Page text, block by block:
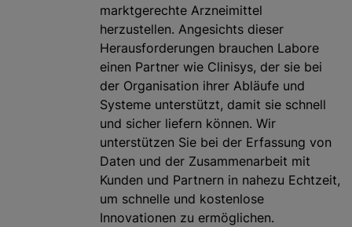
marktgerechte Arzneimittel
herzustellen. Angesichts dieser
Herausforderungen brauchen Labore
einen Partner wie Clinisys, der sie bei
der Organisation ihrer Abläufe und
Systeme unterstützt, damit sie schnell
und sicher liefern können. Wir
unterstützen Sie bei der Erfassung von
Daten und der Zusammenarbeit mit
Kunden und Partnern in nahezu Echtzeit,
um schnelle und kostenlose
Innovationen zu ermöglichen.